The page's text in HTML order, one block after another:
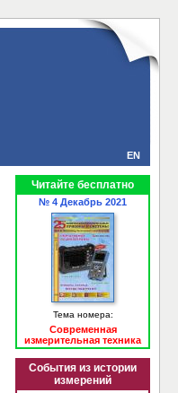
EN
Читайте бесплатно
№ 4 Декабрь 2021
Тема номера:
Современная
измерительная техника
События из истории
измерений